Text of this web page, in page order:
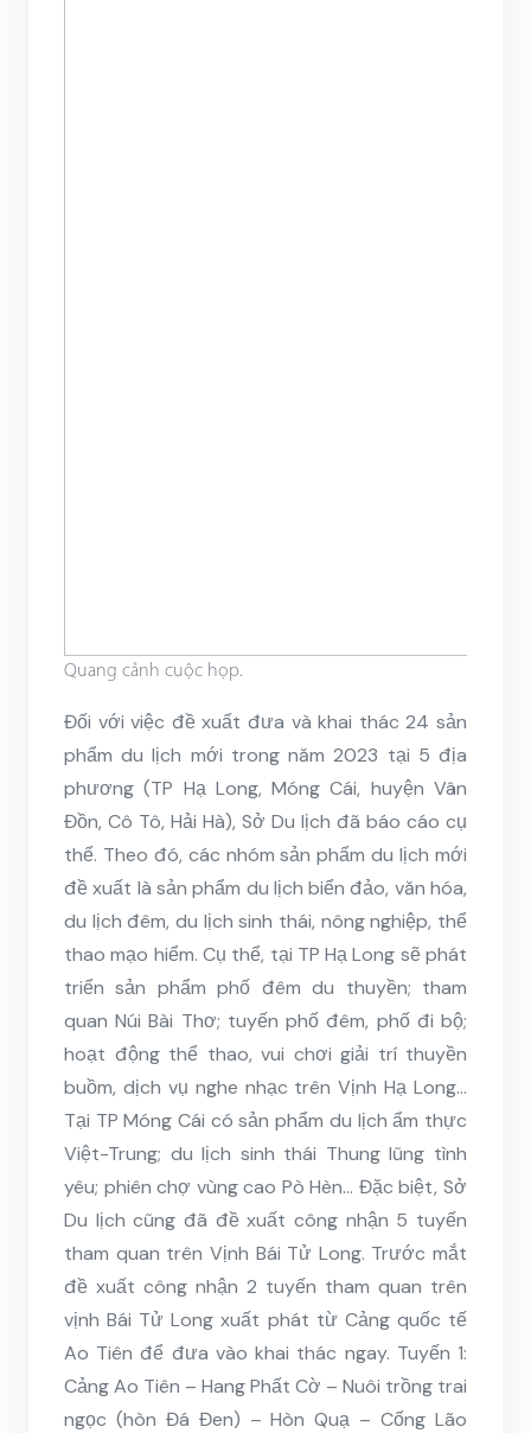
Quang cảnh cuộc họp.
Đối với việc đề xuất đưa và khai thác 24 sản
phẩm du lịch mới trong năm 2023 tại 5 địa
phương (TP Hạ Long, Móng Cái, huyện Vân
Đồn, Cô Tô, Hải Hà), Sở Du lịch đã báo cáo cụ
thể. Theo đó, các nhóm sản phẩm du lịch mới
đề xuất là sản phẩm du lịch biển đảo, văn hóa,
du lịch đêm, du lịch sinh thái, nông nghiệp, thể
thao mạo hiểm. Cụ thể, tại TP Hạ Long sẽ phát
triển sản phẩm phố đêm du thuyền; tham
quan Núi Bài Thơ; tuyến phố đêm, phố đi bộ;
hoạt động thể thao, vui chơi giải trí thuyền
buồm, dịch vụ nghe nhạc trên Vịnh Hạ Long…
Tại TP Móng Cái có sản phẩm du lịch ẩm thực
Việt-Trung; du lịch sinh thái Thung lũng tình
yêu; phiên chợ vùng cao Pò Hèn… Đặc biệt, Sở
Du lịch cũng đã đề xuất công nhận 5 tuyến
tham quan trên Vịnh Bái Tử Long. Trước mắt
đề xuất công nhận 2 tuyến tham quan trên
vịnh Bái Tử Long xuất phát từ Cảng quốc tế
Ao Tiên để đưa vào khai thác ngay. Tuyến 1:
Cảng Ao Tiên – Hang Phất Cờ – Nuôi trồng trai
ngọc (hòn Đá Đen) – Hòn Quạ – Cống Lão